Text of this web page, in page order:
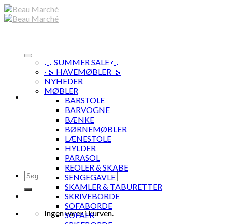
Skip
to
Søg
efter:
Ingen varer i kurven.
🍊 SUMMER SALE 🍊
·🌿 HAVEMØBLER 🌿
NYHEDER
MØBLER
BARSTOLE
BARVOGNE
BÆNKE
BØRNEMØBLER
LÆNESTOLE
HYLDER
PARASOL
REOLER & SKABE
SENGEGAVLE
SKAMLER & TABURETTER
SKRIVEBORDE
SOFABORDE
SOFAER